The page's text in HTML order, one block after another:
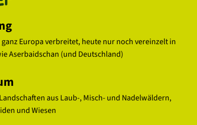
Europa verbreitet, heute nur noch vereinzelt in
Aserbaidschan (und Deutschland)
aus Laub-, Misch- und Nadelwäldern,
und Wiesen